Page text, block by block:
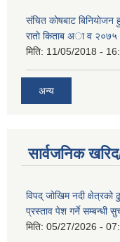
संचित काेषबाट बिनियाेजन
राताे किताब अा‍ व
मिति: 11/05/2018 -
अन्य
सार्वजनिक
विपद् जोखिम नदी क्षेत्रको
प्रस्ताव पेश गर्ने सम्बन्धी
मिति: 05/27/2026 -